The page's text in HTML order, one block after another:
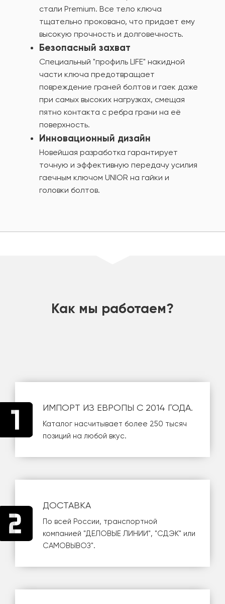
стали Premium. Все тело ключа
тщательно проковано, что придает ему
высокую прочность и долговечность.
Безопасный захват
Специальный "профиль LIFE" накидной
части ключа предотвращает
повреждение граней болтов и гаек даже
при самых высоких нагрузках, смещая
пятно контакта с ребра грани на её
поверхность.
Инновационный дизайн
Новейшая разработка гарантирует
точную и эффективную передачу усилия
гаечным ключом UNIOR на гайки и
головки болтов.
Как мы работаем?
ИМПОРТ ИЗ ЕВРОПЫ С 2014 ГОДА.
Каталог насчитывает более 250 тысяч
позиций на любой вкус.
ДОСТАВКА
По всей России, транспортной
компанией "ДЕЛОВЫЕ ЛИНИИ", "СДЭК" или
САМОВЫВОЗ".